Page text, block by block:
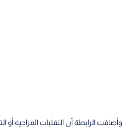
‫وأضافت الرابطة أن التقلبات المزاجية أو